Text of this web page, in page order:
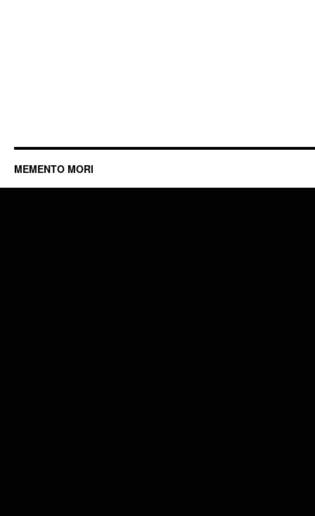
MEMENTO MORI